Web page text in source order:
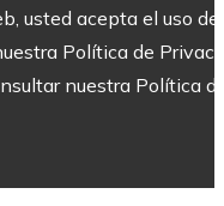
usted acepta el uso de
Política de
nuestra Política